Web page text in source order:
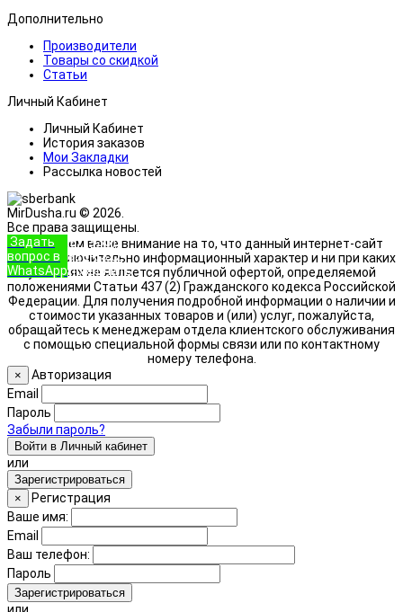
Дополнительно
Производители
Товары со скидкой
Статьи
Личный Кабинет
Личный Кабинет
История заказов
Мои Закладки
Рассылка новостей
MirDusha.ru © 2026.
Все права защищены.
Обращаем ваше внимание на то, что данный интернет-сайт
носит исключительно информационный характер и ни при каких
условиях не является публичной офертой, определяемой
положениями Статьи 437 (2) Гражданского кодекса Российской
Федерации. Для получения подробной информации о наличии и
стоимости указанных товаров и (или) услуг, пожалуйста,
обращайтесь к менеджерам отдела клиентского обслуживания
с помощью специальной формы связи или по контактному
номеру телефона.
Задать
вопрос в
WhatsApp
+7 (933)
888-8322
Позвонить
×
Авторизация
Email
Пароль
Забыли пароль?
Войти в Личный кабинет
или
Зарегистрироваться
×
Регистрация
Ваше имя:
Email
Ваш телефон:
Пароль
Зарегистрироваться
или